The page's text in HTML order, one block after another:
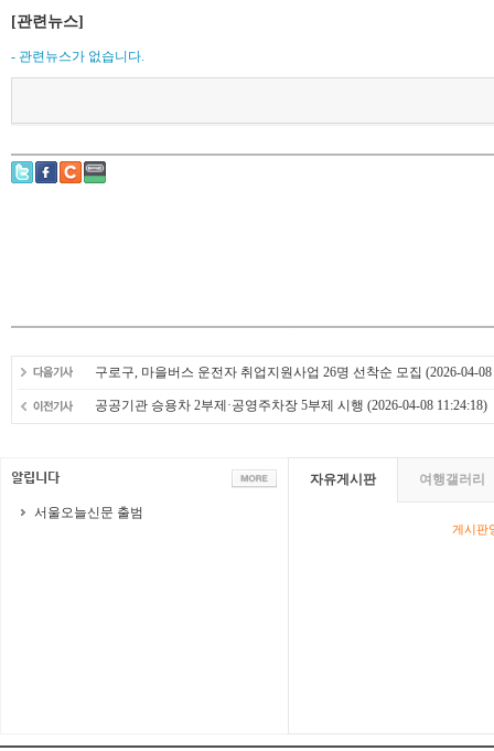
[관련뉴스]
- 관련뉴스가 없습니다.
구로구, 마을버스 운전자 취업지원사업 26명 선착순 모집 (2026-04-
공공기관 승용차 2부제·공영주차장 5부제 시행 (2026-04-08 11:24:18)
서울오늘신문 출범
자유게시판 여행갤러리
게시판